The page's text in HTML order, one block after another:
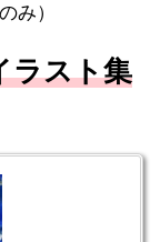
み）
ラスト集